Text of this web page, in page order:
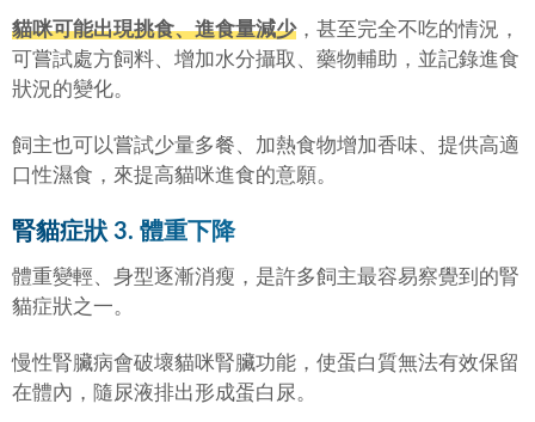
貓咪可能出現挑食、進食量減少，甚至完全不吃的情況，
可嘗試處方飼料、增加水分攝取、藥物輔助，並記錄進食
狀況的變化。
飼主也可以嘗試少量多餐、加熱食物增加香味、提供高適
口性濕食，來提高貓咪進食的意願。
腎貓症狀 3. 體重下降
體重變輕、身型逐漸消瘦，是許多飼主最容易察覺到的腎
貓症狀之一。
慢性腎臟病會破壞貓咪腎臟功能，使蛋白質無法有效保留
在體內，隨尿液排出形成蛋白尿。